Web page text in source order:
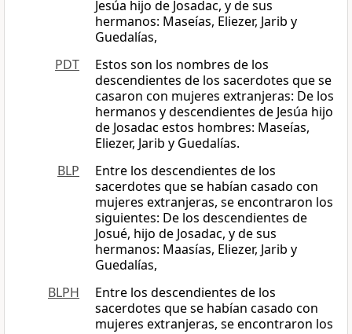
Jesúa hijo de Josadac, y de sus
hermanos: Maseías, Eliezer, Jarib y
Guedalías,
PDT
Estos son los nombres de los
descendientes de los sacerdotes que se
casaron con mujeres extranjeras: De los
hermanos y descendientes de Jesúa hijo
de Josadac estos hombres: Maseías,
Eliezer, Jarib y Guedalías.
BLP
Entre los descendientes de los
sacerdotes que se habían casado con
mujeres extranjeras, se encontraron los
siguientes: De los descendientes de
Josué, hijo de Josadac, y de sus
hermanos: Maasías, Eliezer, Jarib y
Guedalías,
BLPH
Entre los descendientes de los
sacerdotes que se habían casado con
mujeres extranjeras, se encontraron los